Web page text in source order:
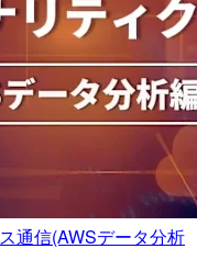
通信(AWSデータ分析